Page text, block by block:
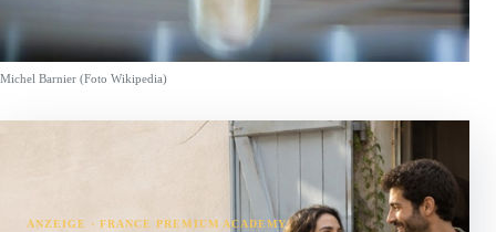
Michel Barnier (Foto Wikipedia)
ANZEIGE · FRANCE PREMIUM ACADEMY